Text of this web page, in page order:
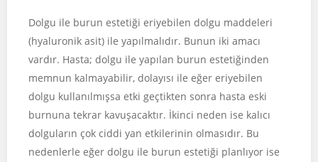
Dolgu ile burun estetiği eriyebilen dolgu maddeleri
(hyaluronik asit) ile yapılmalıdır. Bunun iki amacı
vardır. Hasta; dolgu ile yapılan burun estetiğinden
memnun kalmayabilir, dolayısı ile eğer eriyebilen
dolgu kullanılmışsa etki geçtikten sonra hasta eski
burnuna tekrar kavuşacaktır. İkinci neden ise kalıcı
dolguların çok ciddi yan etkilerinin olmasıdır. Bu
nedenlerle eğer dolgu ile burun estetiği planlıyor ise